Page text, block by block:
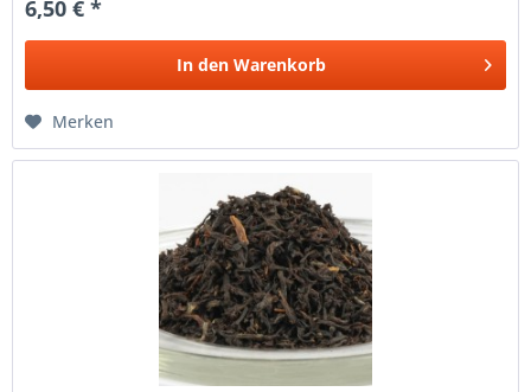
6,50 € *
In den Warenkorb
Merken